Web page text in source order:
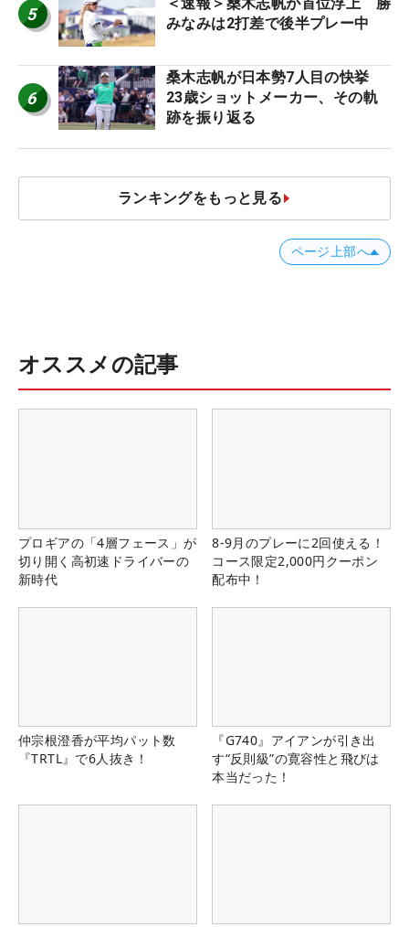
5
みなみは2打差で後半プレー中
6
桑木志帆が日本勢7人目の快挙
23歳ショットメーカー、その軌
跡を振り返る
ランキングをもっと見る
ページ上部へ
オススメの記事
プロギアの「4層フェース」が
切り開く高初速ドライバーの
新時代
8-9月のプレーに2回使える！
コース限定2,000円クーポン
配布中！
仲宗根澄香が平均パット数
『TRTL』で6人抜き！
『G740』アイアンが引き出
す“反則級”の寛容性と飛びは
本当だった！